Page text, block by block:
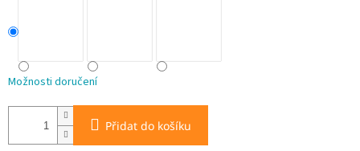
Možnosti doručení
Přidat do košíku